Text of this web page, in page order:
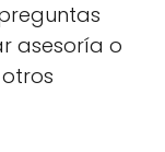
asesoría o